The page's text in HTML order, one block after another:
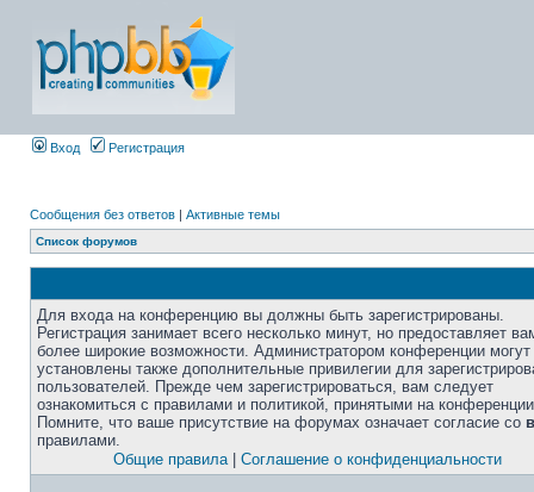
Вход Регистрация
Сообщения без ответов | Активные темы
Список форумов
Для входа на конференцию вы должны быть зарегистрированы.
Регистрация занимает всего несколько минут, но предоставляет
более широкие возможности. Администратором конференции
установлены также дополнительные привилегии для
пользователей. Прежде чем зарегистрироваться, вам следует
ознакомиться с правилами и политикой, принятыми на
Помните, что ваше присутствие на форумах означает согласие со
правилами.
Общие правила| Соглашение о конфиденциальности